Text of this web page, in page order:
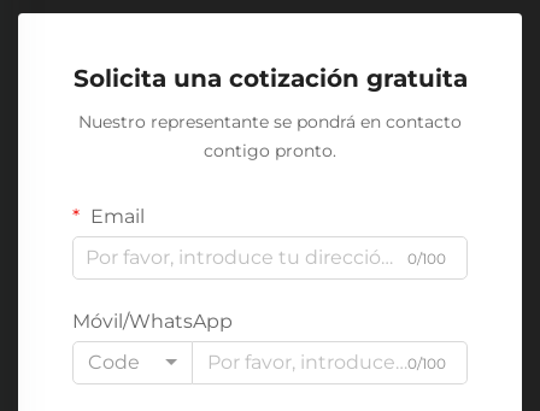
Solicita una cotización gratuita
Nuestro representante se pondrá en contacto
contigo pronto.
Email
0/100
Móvil/WhatsApp
Code
0/100